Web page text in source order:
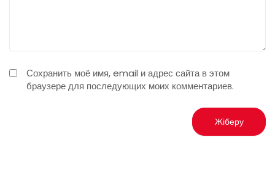
Сохранить моё имя, email и адрес сайта в этом
браузере для последующих моих комментариев.